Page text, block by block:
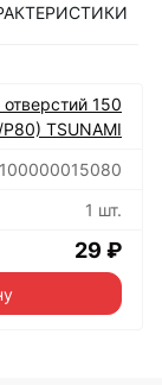
150
TSUNAMI
1 шт.
29 ₽